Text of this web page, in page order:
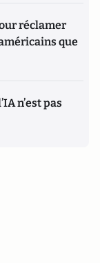
réclamer
que
n’est pas